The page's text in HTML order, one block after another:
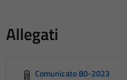
Allegati
Comunicato 80-2023